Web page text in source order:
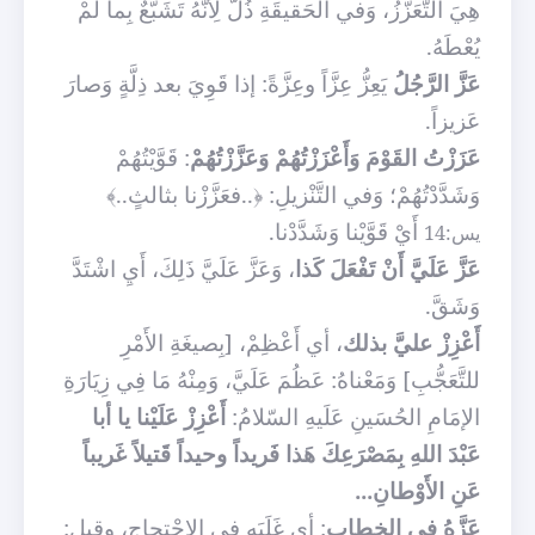
هِيَ التَّعَزُّزُ، وَفي الحَقيقَةِ ذُلٌّ لِأَنَّهُ تَشَبُّعٌ بِما لَمْ
يُعْطَهُ.
عَزَّ الرَّجُلُ يَعِزُّ عِزَّاً وعِزَّةً: إذا قَوِيَ بعد ذِلَّةٍ وَصارَ
عَزيزاً.
عَزَزْتُ القَوْمَ وَأَعْزَزْتُهُمْ وَعَزَّزْتُهُمْ: قَوَّيْتُهُمْ
وَشَدَّدْتُهُمْ؛ وَفي التَّنْزيلِ: ﴿..فعَزَّزْنا بثالثٍ..﴾
يس:14
أَيْ قَوَّيْنا وَشَدَّدْنا.
عَزَّ عَلَيَّ أَنْ تَفْعَلَ كَذا، وَعَزَّ عَلَيَّ ذَلِكَ، أَيِ اشْتَدَّ
وَشَقَّ.
أَعْزِزْ عليَّ بذلك، أي أَعْظِمْ، [بِصيغَةِ الأَمْرِ
للتَّعَجُّبِ] وَمَعْناهُ: عَظُمَ عَلَيَّ، وَمِنْهُ مَا فِي زِيَارَةِ
الإمَامِ الحُسَينِ عَلَيهِ السّلامُ: أَعْزِزْ عَلَيْنا يا أبا
عَبْدَ اللهِ بِمَصْرَعِكَ هَذا فَريداً وحيداً قَتيلاً غَريباً
عَنِ الأَوْطانِ...
عَزَّهُ في الخِطابِ: أي غَلَبَه في الاحْتِجاج، وقيل: